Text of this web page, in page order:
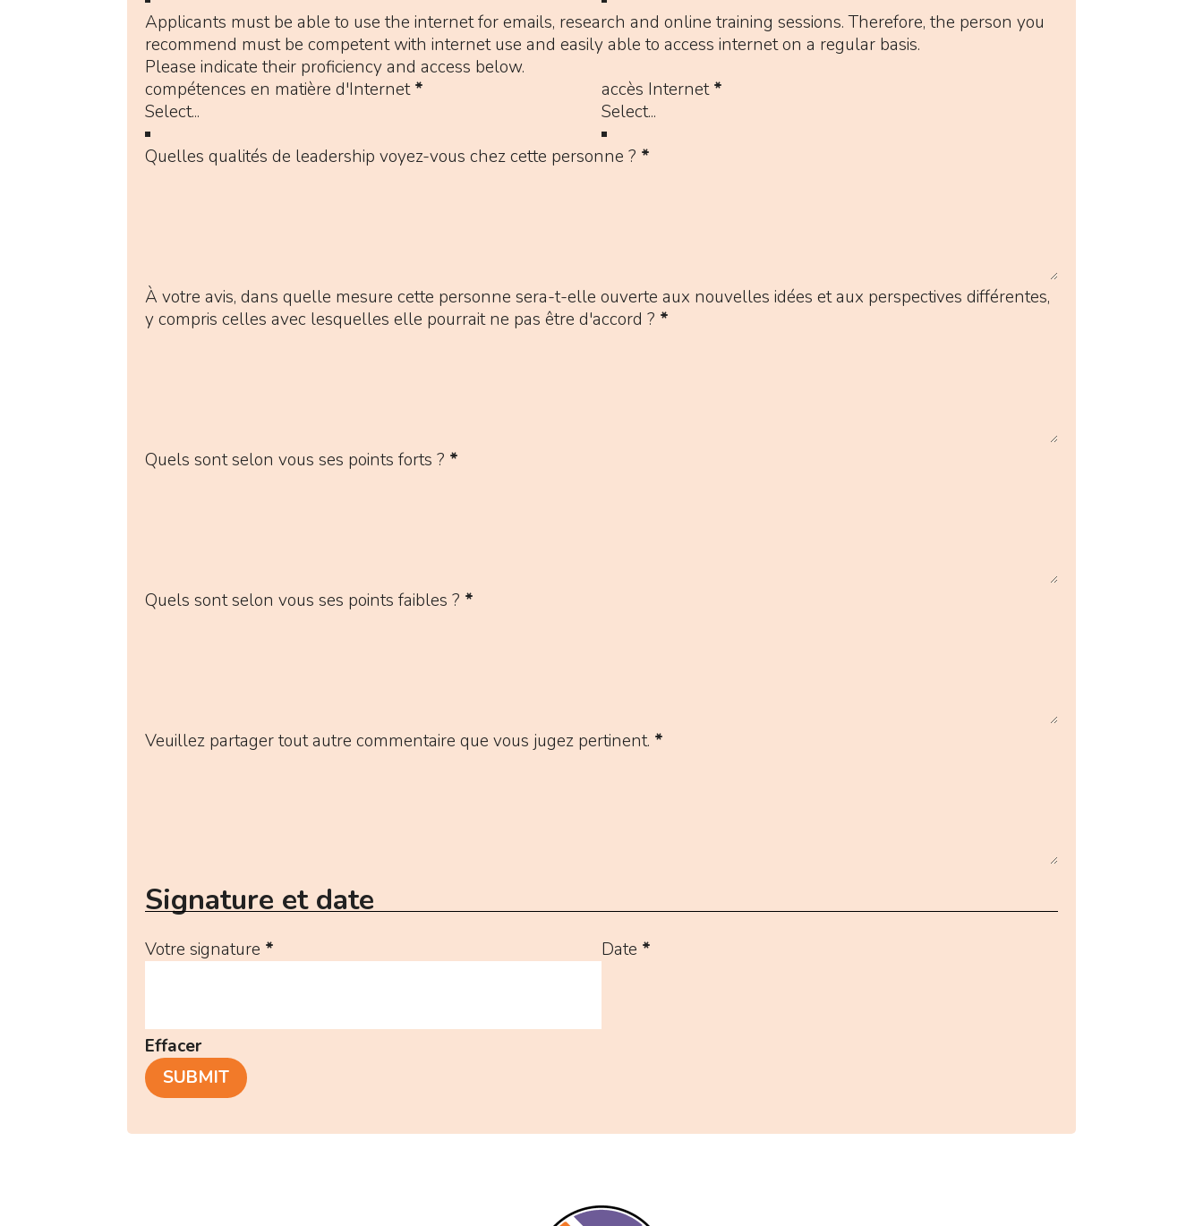
Applicants must be able to use the internet for emails, research and online training sessions. Therefore, the person you
recommend must be competent with internet use and easily able to access internet on a regular basis.
Please indicate their proficiency and access below.
compétences en matière d'Internet * accès Internet *
Quelles qualités de leadership voyez-vous chez cette personne ? *
À votre avis, dans quelle mesure cette personne sera-t-elle ouverte aux nouvelles idées et aux perspectives différentes,
y compris celles avec lesquelles elle pourrait ne pas être d'accord ? *
Quels sont selon vous ses points forts ? *
Quels sont selon vous ses points faibles ? *
Veuillez partager tout autre commentaire que vous jugez pertinent. *
Signature et date
Votre signature *
Effacer
Date *
SUBMIT